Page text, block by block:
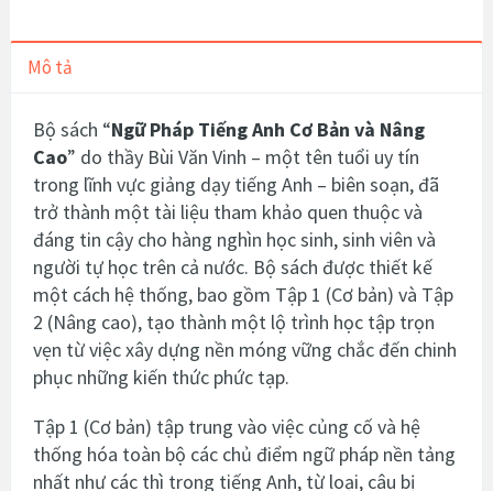
Mô tả
Bộ sách “Ngữ Pháp Tiếng Anh Cơ Bản và Nâng
Cao” do thầy Bùi Văn Vinh – một tên tuổi uy tín
trong lĩnh vực giảng dạy tiếng Anh – biên soạn, đã
trở thành một tài liệu tham khảo quen thuộc và
đáng tin cậy cho hàng nghìn học sinh, sinh viên và
người tự học trên cả nước. Bộ sách được thiết kế
một cách hệ thống, bao gồm Tập 1 (Cơ bản) và Tập
2 (Nâng cao), tạo thành một lộ trình học tập trọn
vẹn từ việc xây dựng nền móng vững chắc đến chinh
phục những kiến thức phức tạp.
Tập 1 (Cơ bản) tập trung vào việc củng cố và hệ
thống hóa toàn bộ các chủ điểm ngữ pháp nền tảng
nhất như các thì trong tiếng Anh, từ loại, câu bị